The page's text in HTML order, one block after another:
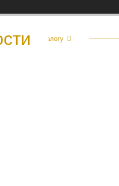
Назад к каталогу